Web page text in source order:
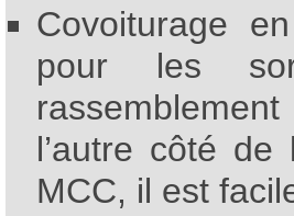
Covoiturage
pour les
l’autre côté
MCC, il est